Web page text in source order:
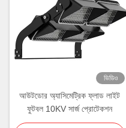
ভিডিও
আউটডোর অ্যাসিমেট্রিক ফ্লাড লাইট
ফুটবল 10KV সার্জ প্রোটেকশন